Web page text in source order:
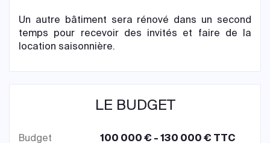
Un autre bâtiment sera rénové dans un second
temps pour recevoir des invités et faire de la
location saisonnière.
LE BUDGET
Budget 100 000 € - 130 000 € TTC